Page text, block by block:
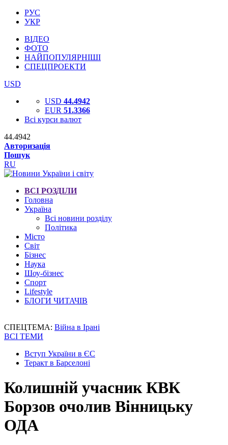
РУС
УКР
ВІДЕО
ФОТО
НАЙПОПУЛЯРНІШІ
СПЕЦПРОЕКТИ
USD
USD 44.4942
EUR 51.3366
Всі курси валют
44.4942
Авторизація
Пошук
RU
ВСІ РОЗДІЛИ
Головна
Україна
Всі новини розділу
Політика
Місто
Світ
Бізнес
Наука
Шоу-бізнес
Спорт
Lifestyle
БЛОГИ ЧИТАЧІВ
СПЕЦТЕМА: Війна в Ірані
ВСІ ТЕМИ
Вступ України в ЄС
Теракт в Барселоні
Колишній учасник КВК
Борзов очолив Вінницьку
ОДА